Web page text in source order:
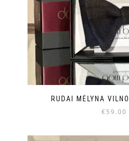
RUDAI MĖLYNA
€59.00